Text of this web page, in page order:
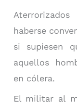
haberse
si supiesen
aquellos
en cólera.
El militar al